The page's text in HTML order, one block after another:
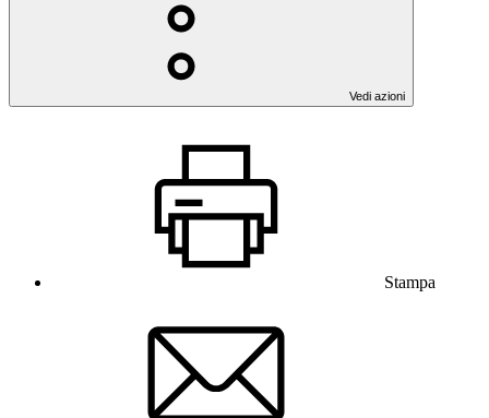
Vedi azioni
Stampa